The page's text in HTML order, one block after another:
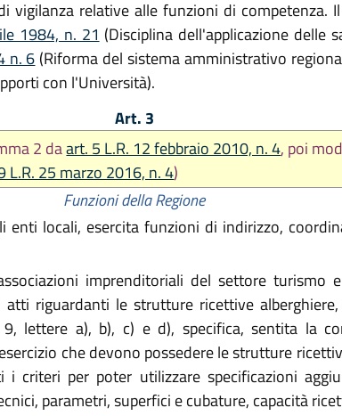
vigilanza relative alle funzioni di competenza.
1984, n. 21 (Disciplina dell'applicazione delle
n. 6 (Riforma del sistema amministrativo
con l'Università).
Art. 3
2 daart. 5 L.R. 12 febbraio 2010, n. 4, poi
L.R. 25 marzo 2016, n. 4)
Funzioni della Regione
enti locali, esercita funzioni di indirizzo,
imprenditoriali del settore turismo
riguardanti le strutture ricettive
lettere a), b), c) e d), specifica, sentita la
che devono possedere le strutture
criteri per poter utilizzare specificazioni
parametri, superfici e cubature, capacità